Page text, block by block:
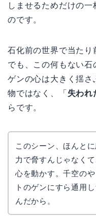
しませるためだけの
のです。
石化前の世界で当たり
でも、この何もない石
ゲンの心は大きく揺さ
物ではなく、「 失われ
らです。
このシーン、ほんと
力で脅すんじゃなく
心を動かす。千空の
トのゲンにすら通用
んだから。